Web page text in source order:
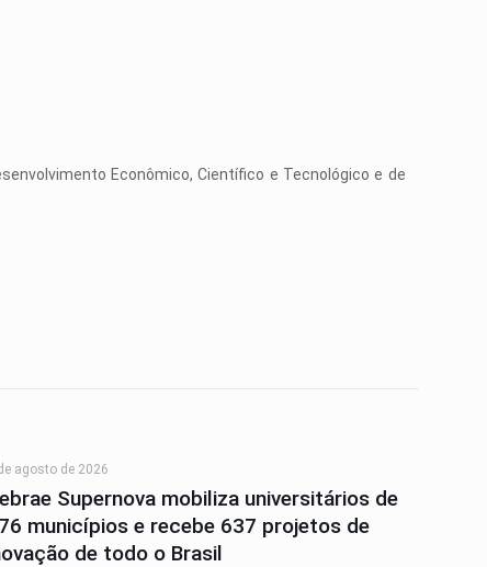
Econômico, Científico e Tecnológico e de
agosto de 2026
Supernova mobiliza universitários de
municípios e recebe 637 projetos de
de todo o Brasil